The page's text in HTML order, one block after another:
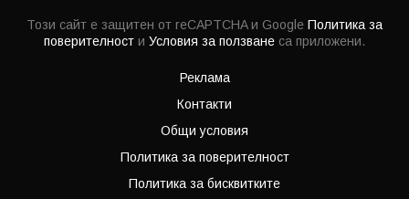
Този сайт е защитен от reCAPTCHA и Google Политика за
поверителност и Условия за ползване са приложени.
Реклама
Контакти
Общи условия
Политика за поверителност
Политика за бисквитките